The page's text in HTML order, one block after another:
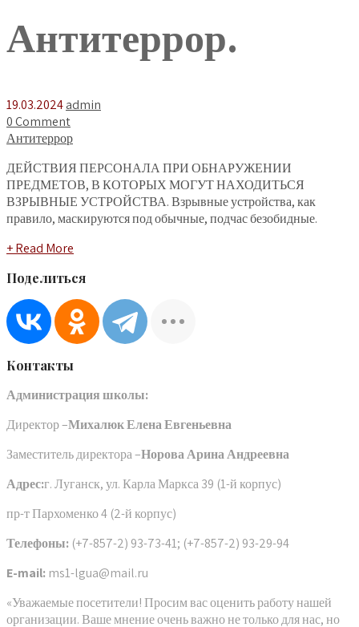
Антитеррор.
19.03.2024admin
0 Comment
Антитеррор
ДЕЙСТВИЯ ПЕРСОНАЛА ПРИ ОБНАРУЖЕНИИ
ПРЕДМЕТОВ, В КОТОРЫХ МОГУТ НАХОДИТЬСЯ
ВЗРЫВНЫЕ УСТРОЙСТВА. Взрывные устройства, как
правило, маскируются под обычные, подчас безобидные.
+ Read More
Поделиться
Контакты
Администрация школы:
Директор –Михалюк Елена Евгеньевна
Заместитель директора –Норова Арина Андреевна
Адрес:г. Луганск, ул. Карла Маркса 39 (1-й корпус)
пр-т Пархоменко 4 (2-й корпус)
Телефоны: (+7-857-2) 93-73-41; (+7-857-2) 93-29-94
E-mail: ms1-lgua@mail.ru
«Уважаемые посетители! Просим вас оценить работу нашей
организации. Ваше мнение очень важно не только для нас, но